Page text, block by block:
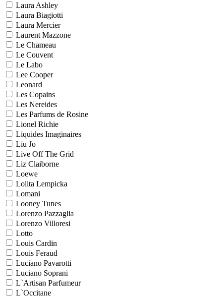
Laura Ashley
Laura Biagiotti
Laura Mercier
Laurent Mazzone
Le Chameau
Le Couvent
Le Labo
Lee Cooper
Leonard
Les Copains
Les Nereides
Les Parfums de Rosine
Lionel Richie
Liquides Imaginaires
Liu Jo
Live Off The Grid
Liz Claiborne
Loewe
Lolita Lempicka
Lomani
Looney Tunes
Lorenzo Pazzaglia
Lorenzo Villoresi
Lotto
Louis Cardin
Louis Feraud
Luciano Pavarotti
Luciano Soprani
L`Artisan Parfumeur
L`Occitane